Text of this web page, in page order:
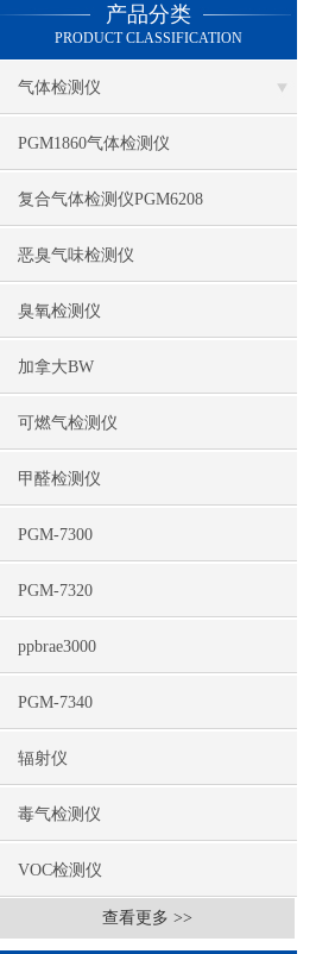
产品分类
PRODUCT CLASSIFICATION
气体检测仪
PGM1860气体检测仪
复合气体检测仪PGM6208
恶臭气味检测仪
臭氧检测仪
加拿大BW
可燃气检测仪
甲醛检测仪
PGM-7300
PGM-7320
ppbrae3000
PGM-7340
辐射仪
毒气检测仪
VOC检测仪
查看更多 >>